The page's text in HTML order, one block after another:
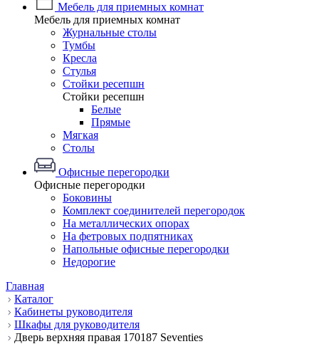
Мебель для приемных комнат
Мебель для приемных комнат
Журнальные столы
Тумбы
Кресла
Стулья
Стойки ресепшн
Стойки ресепшн
Белые
Прямые
Мягкая
Столы
Офисные перегородки
Офисные перегородки
Боковины
Комплект соединителей перегородок
На металлических опорах
На фетровых подпятниках
Напольные офисные перегородки
Недорогие
Главная
Каталог
Кабинеты руководителя
Шкафы для руководителя
Дверь верхняя правая 170187 Seventies